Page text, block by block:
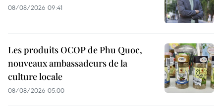
08/08/2026 09:41
Les produits OCOP de Phu Quoc,
nouveaux ambassadeurs de la
culture locale
08/08/2026 05:00